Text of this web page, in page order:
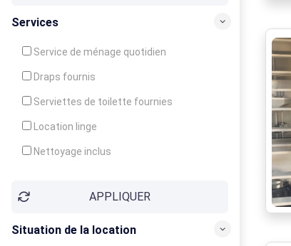
Services
Service de ménage quotidien
Draps fournis
Serviettes de toilette fournies
Location linge
Nettoyage inclus
Garde d'enfants
Crèche
APPLIQUER
Situation de la location